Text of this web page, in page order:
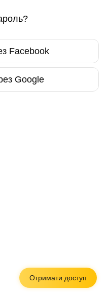
Facebook
Google
Отримати доступ